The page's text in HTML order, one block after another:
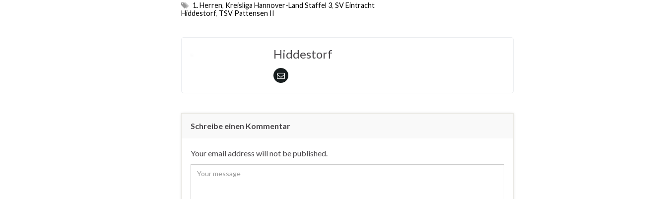
1. Herren, Kreisliga Hannover-Land Staffel 3, SV Eintracht
Hiddestorf, TSV Pattensen II
Hiddestorf
Schreibe einen Kommentar
Your email address will not be published.